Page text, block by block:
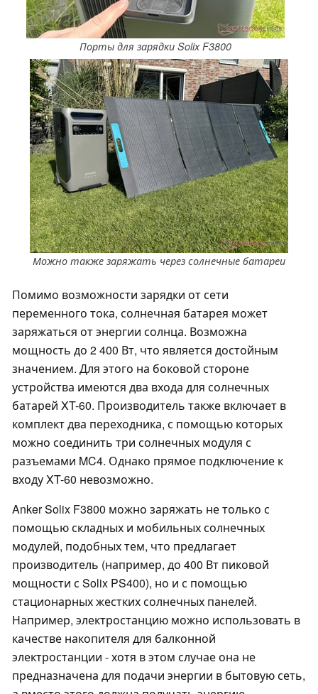
Порты для зарядки Solix F3800
Можно также заряжать через солнечные батареи
Помимо возможности зарядки от сети
переменного тока, солнечная батарея может
заряжаться от энергии солнца. Возможна
мощность до 2 400 Вт, что является достойным
значением. Для этого на боковой стороне
устройства имеются два входа для солнечных
батарей XT-60. Производитель также включает в
комплект два переходника, с помощью которых
можно соединить три солнечных модуля с
разъемами MC4. Однако прямое подключение к
входу XT-60 невозможно.
Anker Solix F3800 можно заряжать не только с
помощью складных и мобильных солнечных
модулей, подобных тем, что предлагает
производитель (например, до 400 Вт пиковой
мощности с Solix PS400), но и с помощью
стационарных жестких солнечных панелей.
Например, электростанцию можно использовать в
качестве накопителя для балконной
электростанции - хотя в этом случае она не
предназначена для подачи энергии в бытовую сеть,